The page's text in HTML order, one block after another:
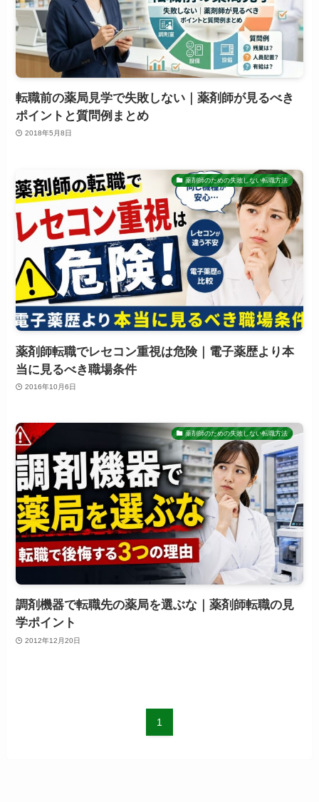
転職前の薬局見学で失敗しない｜薬剤師が見るべき
ポイントと質問例まとめ
2018年5月8日
薬剤師のための失敗しない転職方法
薬剤師転職でレセコン重視は危険｜電子薬歴より本
当に見るべき職場条件
2016年10月6日
薬剤師のための失敗しない転職方法
調剤機器で転職先の薬局を選ぶな｜薬剤師転職の見
学ポイント
2012年12月20日
1